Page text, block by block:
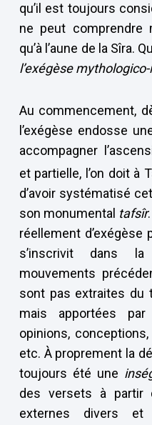
qu’il est toujours
ne peut comprendre
qu’à l’aune de la Sîra.
l’exégèse
Au commencement,
l’exégèse endosse
accompagner
et partielle, l’on doit à
d’avoir systématisé
son monumental tafsîr
réellement
s’inscrivit dans
mouvements
sont pas extraites du
mais apportées
opinions,
etc. À proprement la
toujours été une
des versets à partir
externes divers et